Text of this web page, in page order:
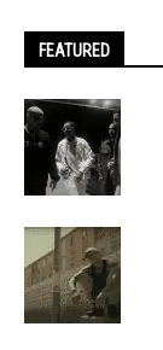
FEATURED